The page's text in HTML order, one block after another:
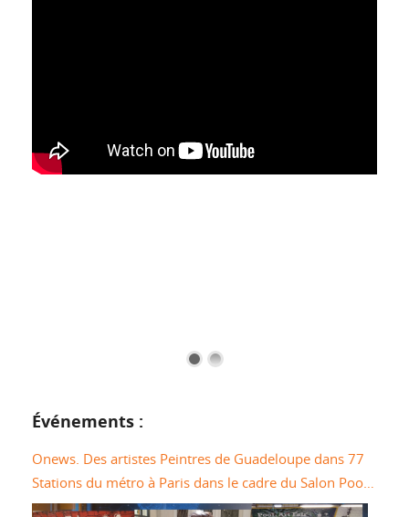
Événements :
Onews. Des artistes Peintres de Guadeloupe dans 77
Stations du métro à Paris dans le cadre du Salon Pool
Art Fair